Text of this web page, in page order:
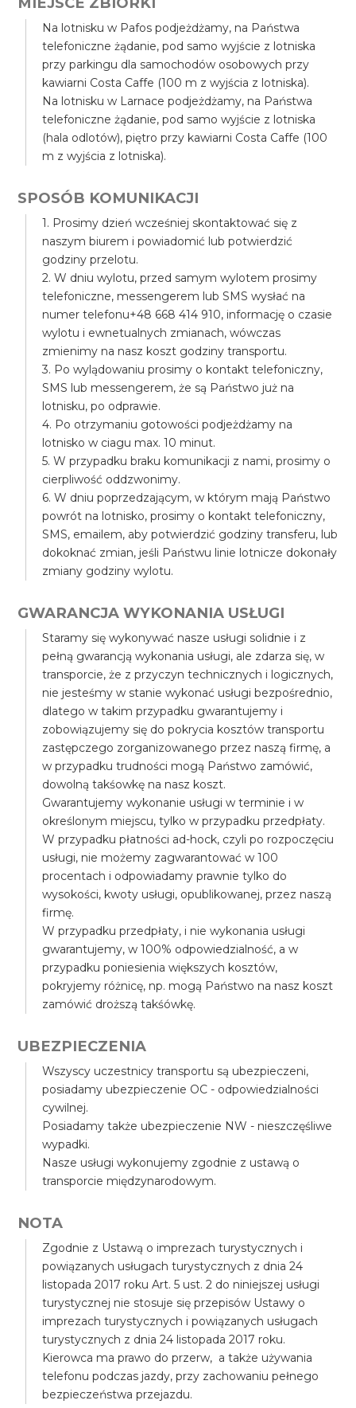
Na lotnisku w Pafos podjeżdżamy, na Państwa
telefoniczne żądanie, pod samo wyjście z lotniska
przy parkingu dla samochodów osobowych przy
kawiarni Costa Caffe (100 m z wyjścia z lotniska).
Na lotnisku w Larnace podjeżdżamy, na Państwa
telefoniczne żądanie, pod samo wyjście z lotniska
(hala odlotów), piętro przy kawiarni Costa Caffe (100
m z wyjścia z lotniska).
SPOSÓB KOMUNIKACJI
1. Prosimy dzień wcześniej skontaktować się z
naszym biurem i powiadomić lub potwierdzić
godziny przelotu.
2. W dniu wylotu, przed samym wylotem prosimy
telefoniczne, messengerem lub SMS wysłać na
numer telefonu+48 668 414 910, informację o czasie
wylotu i ewnetualnych zmianach, wówczas
zmienimy na nasz koszt godziny transportu.
3. Po wylądowaniu prosimy o kontakt telefoniczny,
SMS lub messengerem, że są Państwo już na
lotnisku, po odprawie.
4. Po otrzymaniu gotowości podjeżdżamy na
lotnisko w ciagu max. 10 minut.
5. W przypadku braku komunikacji z nami, prosimy o
cierpliwość oddzwonimy.
6. W dniu poprzedzającym, w którym mają Państwo
powrót na lotnisko, prosimy o kontakt telefoniczny,
SMS, emailem, aby potwierdzić godziny transferu, lub
dokoknać zmian, jeśli Państwu linie lotnicze dokonały
zmiany godziny wylotu.
GWARANCJA WYKONANIA USŁUGI
Staramy się wykonywać nasze usługi solidnie i z
pełną gwarancją wykonania usługi, ale zdarza się, w
transporcie, że z przyczyn technicznych i logicznych,
nie jesteśmy w stanie wykonać usługi bezpośrednio,
dlatego w takim przypadku gwarantujemy i
zobowiązujemy się do pokrycia kosztów transportu
zastępczego zorganizowanego przez naszą firmę, a
w przypadku trudności mogą Państwo zamówić,
dowolną takśowkę na nasz koszt.
Gwarantujemy wykonanie usługi w terminie i w
określonym miejscu, tylko w przypadku przedpłaty.
W przypadku płatności ad-hock, czyli po rozpoczęciu
usługi, nie możemy zagwarantować w 100
procentach i odpowiadamy prawnie tylko do
wysokości, kwoty usługi, opublikowanej, przez naszą
firmę.
W przypadku przedpłaty, i nie wykonania usługi
gwarantujemy, w 100% odpowiedzialność, a w
przypadku poniesienia większych kosztów,
pokryjemy różnicę, np. mogą Państwo na nasz koszt
zamówić droższą takśówkę.
UBEZPIECZENIA
Wszyscy uczestnicy transportu są ubezpieczeni,
posiadamy ubezpieczenie OC - odpowiedzialności
cywilnej.
Posiadamy także ubezpieczenie NW - nieszczęśliwe
wypadki.
Nasze usługi wykonujemy zgodnie z ustawą o
transporcie międzynarodowym.
NOTA
Zgodnie z Ustawą o imprezach turystycznych i
powiązanych usługach turystycznych z dnia 24
listopada 2017 roku Art. 5 ust. 2 do niniejszej usługi
turystycznej nie stosuje się przepisów Ustawy o
imprezach turystycznych i powiązanych usługach
turystycznych z dnia 24 listopada 2017 roku.
Kierowca ma prawo do przerw, a także używania
telefonu podczas jazdy, przy zachowaniu pełnego
bezpieczeństwa przejazdu.